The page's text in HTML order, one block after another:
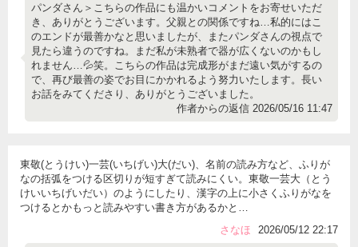
パンダさん＞こちらの作品にも温かいコメントをお寄せいただ
き、ありがとうございます。父親との関係ですね…私的にはこ
のエンドが最善かなと思いましたが、またパンダさんの視点で
見たら違うのですね。まだ私が未熟者で器が広くないのかもし
れません…💦笑。こちらの作品は完成形がまだ遠い気がするの
で、再び最善の姿でお目にかかれるよう努力いたします。長い
お話をみてくださり、ありがとうございました。
作者からの返信 2026/05/16 11:47
東敬(とうけい)一芸(いちげい)大(だい)、名前の読み方など、ふりが
なの括弧をつける区切りが短すぎて読みにくい。東敬一芸大（とう
けいいちげいだい）のようにしたり、漢字の上に小さくふりがなを
つけるとかもっと読みやすい書き方があるかと…
さなほ
2026/05/12 22:17